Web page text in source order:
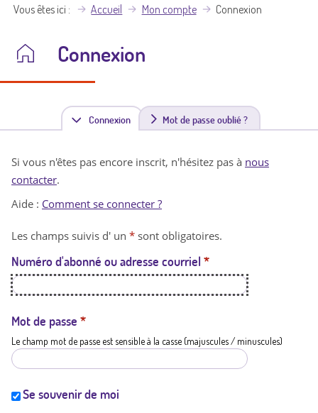
Vous êtes ici Accueil Mon compte Connexion
Connexion
Connexion(
n
t
a
t
i
Mot de passe oublié ?
Si vous n'êtes pas encore inscrit, n'hésitez pas à nous
contacter.
Aide : Comment se connecter ?
Les champs suivis d' un * sont obligatoires.
Numéro d'abonné ou adresse courriel *
Mot de passe *
Le champ mot de passe est sensible à la casse (majuscules / minuscules)
Se souvenir de moi